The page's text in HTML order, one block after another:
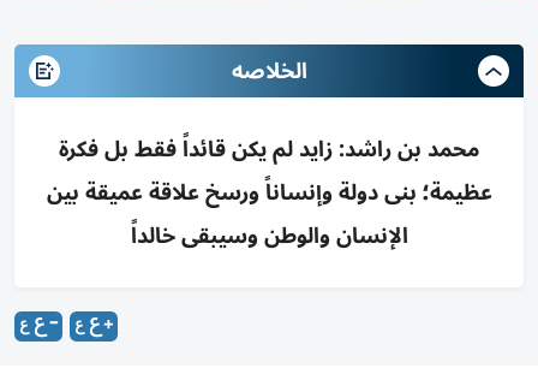
الخلاصه
محمد بن راشد: زايد لم يكن قائداً فقط بل فكرة
عظيمة؛ بنى دولة وإنساناً ورسخ علاقة عميقة بين
الإنسان والوطن وسيبقى خالداً